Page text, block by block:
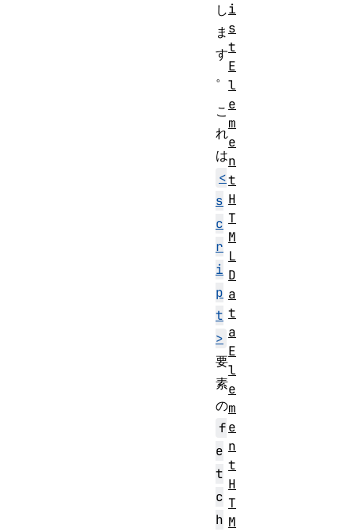
し
ま
す
。
こ
れ
は
<
s
c
r
i
p
t
>
要
素
の
f
e
t
c
h
i
s
t
E
l
e
m
e
n
t
H
T
M
L
D
a
t
a
E
l
e
m
e
n
t
H
T
M